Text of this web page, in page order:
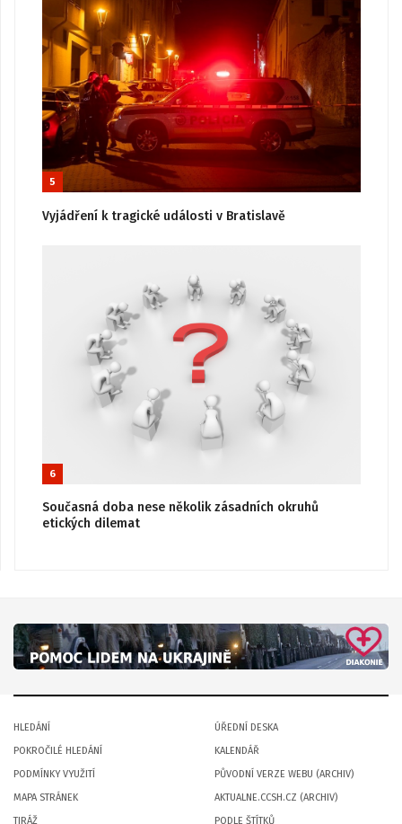
5
Vyjádření k tragické události v Bratislavě
6
Současná doba nese několik zásadních okruhů
etických dilemat
HLEDÁNÍ
POKROČILÉ HLEDÁNÍ
PODMÍNKY VYUŽITÍ
MAPA STRÁNEK
TIRÁŽ
ÚŘEDNÍ DESKA
KALENDÁŘ
PŮVODNÍ VERZE WEBU (ARCHIV)
AKTUALNE.CCSH.CZ (ARCHIV)
PODLE ŠTÍTKŮ